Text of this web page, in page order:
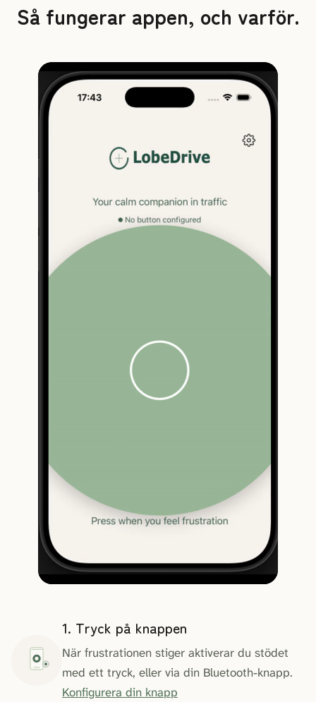
Så fungerar appen, och varför.
1. Tryck på knappen
När frustrationen stiger aktiverar du stödet
med ett tryck, eller via din Bluetooth-knapp.
Konfigurera din knapp